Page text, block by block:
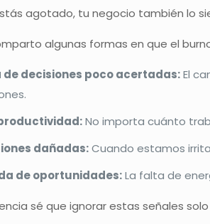
agotado, tu negocio también lo
algunas formas en que el
de decisiones poco acertadas:El
No importa cuánto
dañadas:Cuando estamos
de oportunidades:La falta de
sé que ignorar estas señales